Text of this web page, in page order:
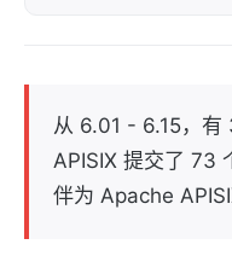
从 6.01 - 6.15，
APISIX 提交了 73
伴为 Apache